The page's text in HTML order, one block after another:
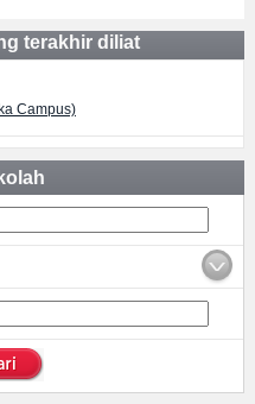
terakhir diliat
Campus)